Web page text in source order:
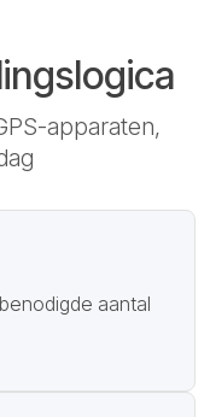
apparaten,
aantal